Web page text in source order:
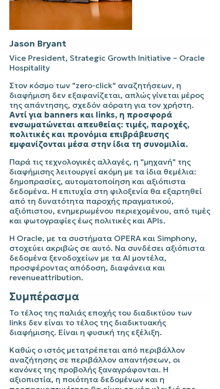
Jason Bryant
Vice President, Strategic Growth Initiative – Oracle
Hospitality
Στον κόσμο των "zero-click" αναζητήσεων, η
διαφήμιση δεν εξαφανίζεται, απλώς γίνεται μέρος
της απάντησης, σχεδόν αόρατη για τον χρήστη.
Αντί για banners και links, η προσφορά
ενσωματώνεται απευθείας: τιμές, παροχές,
πολιτικές και προνόμια επιβράβευσης
εμφανίζονται μέσα στην ίδια τη συνομιλία.
Παρά τις τεχνολογικές αλλαγές, η "μηχανή" της
διαφήμισης λειτουργεί ακόμη με τα ίδια θεμέλια:
δημοπρασίες, αυτοματοποίηση και αξιόπιστα
δεδομένα. Η επιτυχία στη φιλοξενία θα εξαρτηθεί
από τη δυνατότητα παροχής πραγματικού,
αξιόπιστου, ενημερωμένου περιεχομένου, από τιμές
και φωτογραφίες έως πολιτικές και APIs.
Η Oracle, με τα συστήματα OPERA και Simphony,
στοχεύει ακριβώς σε αυτό. Να συνδέσει αξιόπιστα
δεδομένα ξενοδοχείων με τα AI μοντέλα,
προσφέροντας απόδοση, διαφάνεια και
revenueattribution.
Συμπέρασμα
Το τέλος της παλιάς εποχής του διαδικτύου των
links δεν είναι το τέλος της διαδικτυακής
διαφήμισης. Είναι η φυσική της εξέλιξη.
Καθώς ο ιστός μετατρέπεται από περιβάλλον
αναζήτησης σε περιβάλλον απαντήσεων, οι
κανόνες της προβολής ξαναγράφονται. Η
αξιοπιστία, η ποιότητα δεδομένων και η